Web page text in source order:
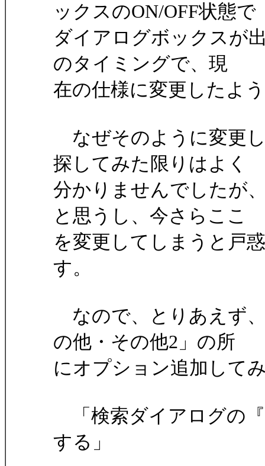
ックスのON/OFF状態で
ダイアログボックスが
のタイミングで、現
在の仕様に変更したよ
なぜそのように変更
探してみた限りはよく
分かりませんでしたが
と思うし、今さらここ
を変更してしまうと戸
す。
なので、とりあえず
の他・その他2」の所
にオプション追加して
「検索ダイアログの
する」